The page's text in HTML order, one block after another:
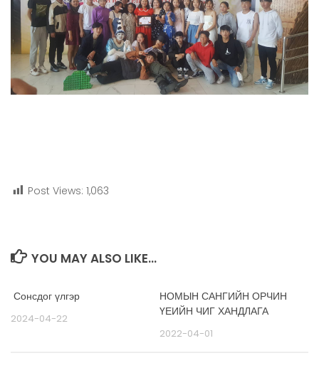
Post Views: 1,063
YOU MAY ALSO LIKE...
Сонсдог үлгэр
2024-04-22
НОМЫН САНГИЙН ОРЧИН
ҮЕИЙН ЧИГ ХАНДЛАГА
2022-04-01